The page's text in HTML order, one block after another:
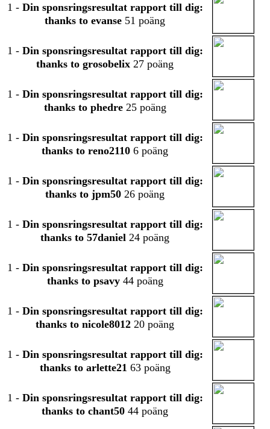
1 - Din sponsringsresultat rapport till dig:
thanks to evanse 51 poäng
1 - Din sponsringsresultat rapport till dig:
thanks to grosobelix 27 poäng
1 - Din sponsringsresultat rapport till dig:
thanks to phedre25 poäng
1 - Din sponsringsresultat rapport till dig:
thanks to reno2110 6 poäng
1 - Din sponsringsresultat rapport till dig:
thanks to jpm50 26 poäng
1 - Din sponsringsresultat rapport till dig:
thanks to 57daniel 24 poäng
1 - Din sponsringsresultat rapport till dig:
thanks to psavy44 poäng
1 - Din sponsringsresultat rapport till dig:
thanks to nicole8012 20 poäng
1 - Din sponsringsresultat rapport till dig:
thanks to arlette21 63 poäng
1 - Din sponsringsresultat rapport till dig:
thanks to chant50 44 poäng